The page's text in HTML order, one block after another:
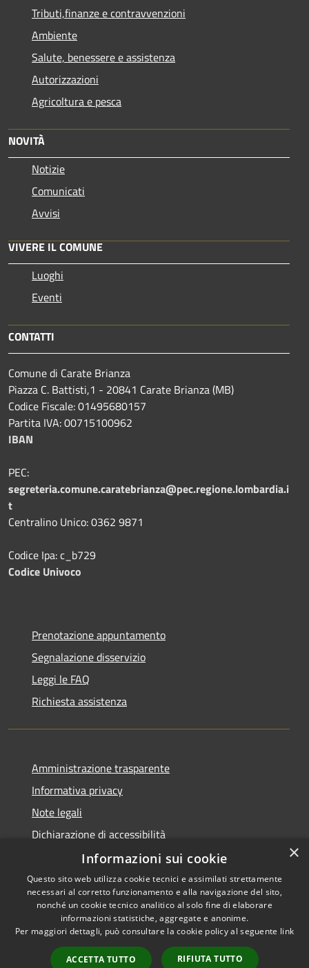
Tributi,finanze e contravvenzioni
Ambiente
Salute, benessere e assistenza
Autorizzazioni
Agricoltura e pesca
NOVITÀ
Notizie
Comunicati
Avvisi
VIVERE IL COMUNE
Luoghi
Eventi
CONTATTI
Comune di Carate Brianza
Piazza C. Battisti,1 - 20841 Carate Brianza (MB)
Codice Fiscale: 01495680157
Partita IVA: 00715100962
IBAN
PEC:
segreteria.comune.caratebrianza@pec.regione.lombardia.i
t
Centralino Unico: 0362 9871
Codice Ipa: c_b729
Codice Univoco
Prenotazione appuntamento
Segnalazione disservizio
Leggi le FAQ
Richiesta assistenza
Amministrazione trasparente
Informativa privacy
Note legali
Dichiarazione di accessibilità
Accessibilità
Privacy
×
Informazioni sui cookie
Questo sito web utilizza cookie tecnici e assimilati strettamente
necessari al corretto funzionamento e alla navigazione del sito,
nonché un cookie tecnico analitico al solo fine di elaborare
informazioni statistiche, aggregate e anonime.
Per maggiori dettagli, può consultare la cookie policy al seguente link
ACCETTA TUTTO RIFIUTA TUTTO